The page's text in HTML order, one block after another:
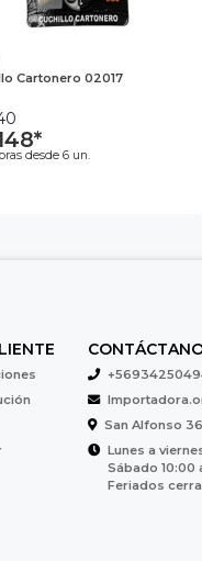
Cartonero 02017
desde 6 un.
San Alfonso
Lunes a
Sábado 10:00
Feriados